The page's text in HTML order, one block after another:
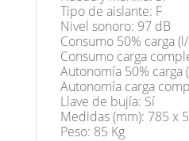
Tipo de aislante: F
Nivel sonoro: 97 dB
Consumo 50% carga
Consumo carga
Autonomía 50% carga
Autonomía carga
Llave de bujía: Sí
Medidas (mm): 785 x
Peso: 85 Kg